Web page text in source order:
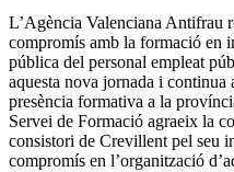
L’Agència Valenciana Antifrau
compromís amb la formació en
pública del personal empleat
aquesta nova jornada i continua
presència formativa a la
Servei de Formació agraeix la
consistori de Crevillent pel seu
compromís en l’organització